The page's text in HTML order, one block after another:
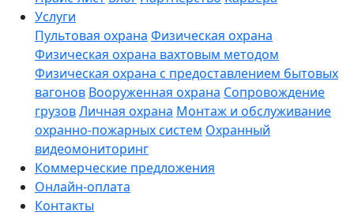
Услуги
Пультовая охрана Физическая охрана
Физическая охрана вахтовым методом
Физическая охрана с предоставлением бытовых
вагонов Вооруженная охрана Сопровождение
грузовЛичная охрана Монтаж и обслуживание
охранно-пожарных систем Охранный
видеомониторинг
Коммерческие предложения
Онлайн-оплата
Контакты